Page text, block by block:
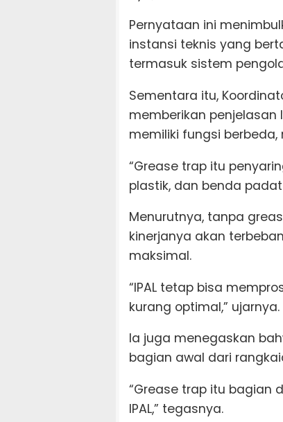
Pernyataan ini
instansi teknis yang
termasuk sistem
Sementara itu,
memberikan penjelasan
memiliki fungsi
“Grease trap itu
plastik, dan benda padat
Menurutnya, tanpa
kinerjanya akan
maksimal.
“IPAL tetap bisa
kurang optimal,” ujarnya.
Ia juga menegaskan
bagian awal dari
“Grease trap itu bagian
IPAL,” tegasnya.